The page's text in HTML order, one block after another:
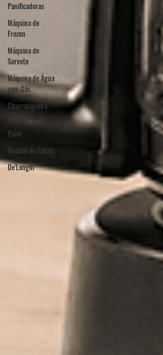
Panificadoras
Máquina de
Frozen
Máquina de
Sorvete
Máquina de Água
com Gás
Churrasqueira
Polar
Moedor de Carne
De'Longhi